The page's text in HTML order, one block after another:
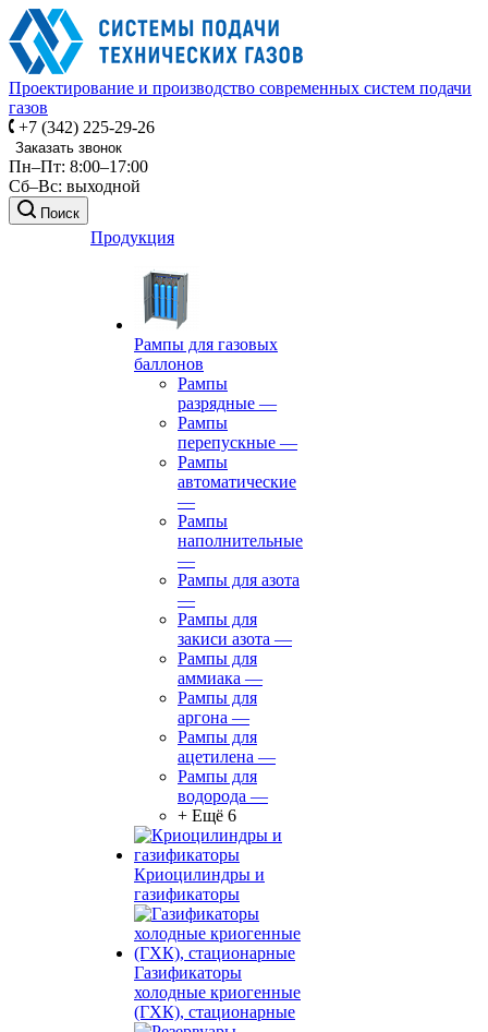
Проектирование и производство современных систем подачи
газов
+7 (342) 225-29-26
Заказать звонок
Пн–Пт: 8:00–17:00
Сб–Вс: выходной
Поиск
Продукция
Рампы для газовых
баллонов
Рампы
разрядные —
Рампы
перепускные —
Рампы
автоматические
—
Рампы
наполнительные
—
Рампы для азота
—
Рампы для
закиси азота —
Рампы для
аммиака —
Рампы для
аргона —
Рампы для
ацетилена —
Рампы для
водорода —
+ Ещё 6
Криоцилиндры и
газификаторы
Газификаторы
холодные криогенные
(ГХК), стационарные